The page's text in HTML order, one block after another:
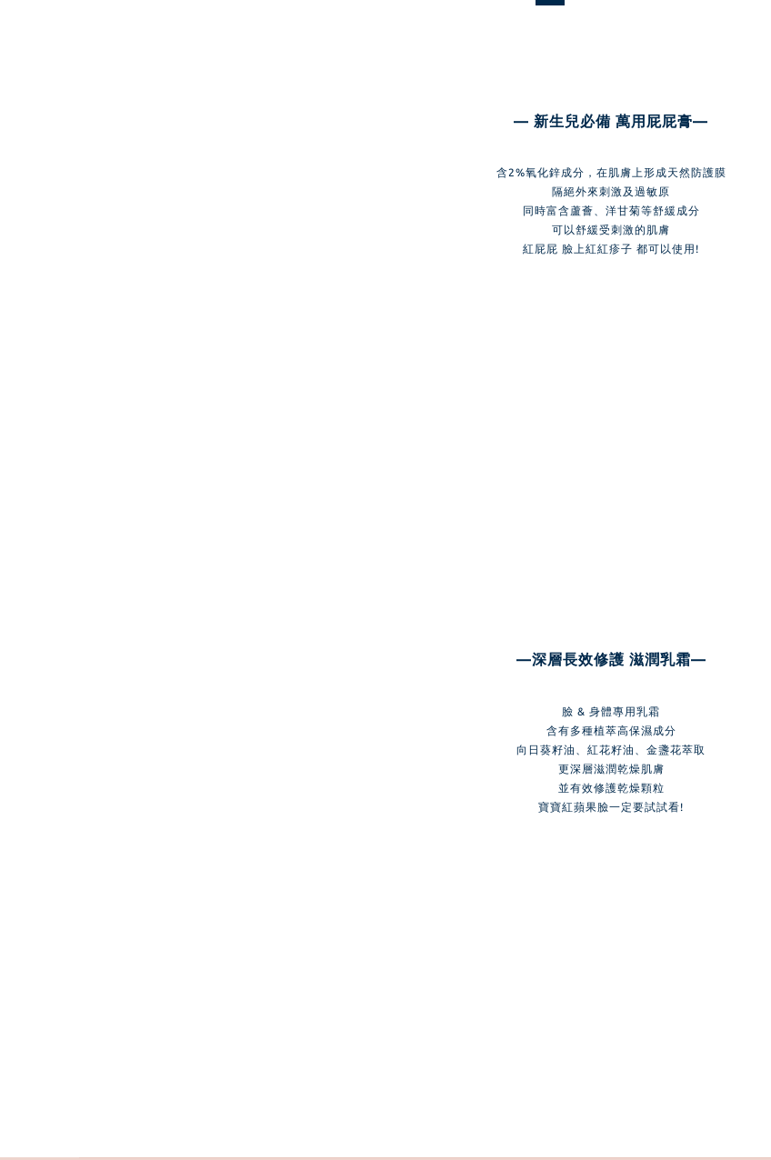
— 新生兒必備 萬用屁屁膏—
含2%氧化鋅成分，在肌膚上形成天然防護膜
隔絕外來刺激及過敏原
同時富含蘆薈、洋甘菊等舒緩成分
可以舒緩受刺激的肌膚
紅屁屁 臉上紅紅疹子 都可以使用!
—深層長效修護 滋潤乳霜—
臉 & 身體專用乳霜
含有多種植萃高保濕成分
向日葵籽油、紅花籽油、金盞花萃取
更深層滋潤乾燥肌膚
並有效修護乾燥顆粒
寶寶紅蘋果臉一定要試試看!